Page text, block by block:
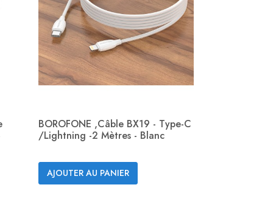
BOROFONE ,Câble BX19 - Type-C
/Lightning -2 Mètres - Blanc
AJOUTER AU PANIER